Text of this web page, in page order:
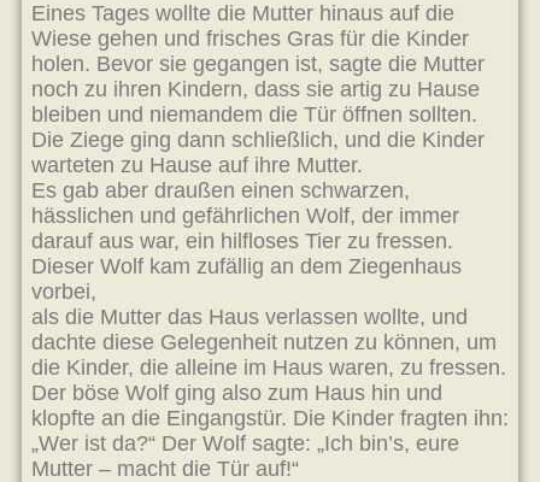
Eines Tages wollte die Mutter hinaus auf die
Wiese gehen und frisches Gras für die Kinder
holen. Bevor sie gegangen ist, sagte die Mutter
noch zu ihren Kindern, dass sie artig zu Hause
bleiben und niemandem die Tür öffnen sollten.
Die Ziege ging dann schließlich, und die Kinder
warteten zu Hause auf ihre Mutter.
Es gab aber draußen einen schwarzen,
hässlichen und gefährlichen Wolf, der immer
darauf aus war, ein hilfloses Tier zu fressen.
Dieser Wolf kam zufällig an dem Ziegenhaus
vorbei,
als die Mutter das Haus verlassen wollte, und
dachte diese Gelegenheit nutzen zu können, um
die Kinder, die alleine im Haus waren, zu fressen.
Der böse Wolf ging also zum Haus hin und
klopfte an die Eingangstür. Die Kinder fragten ihn:
„Wer ist da?“ Der Wolf sagte: „Ich bin’s, eure
Mutter – macht die Tür auf!“